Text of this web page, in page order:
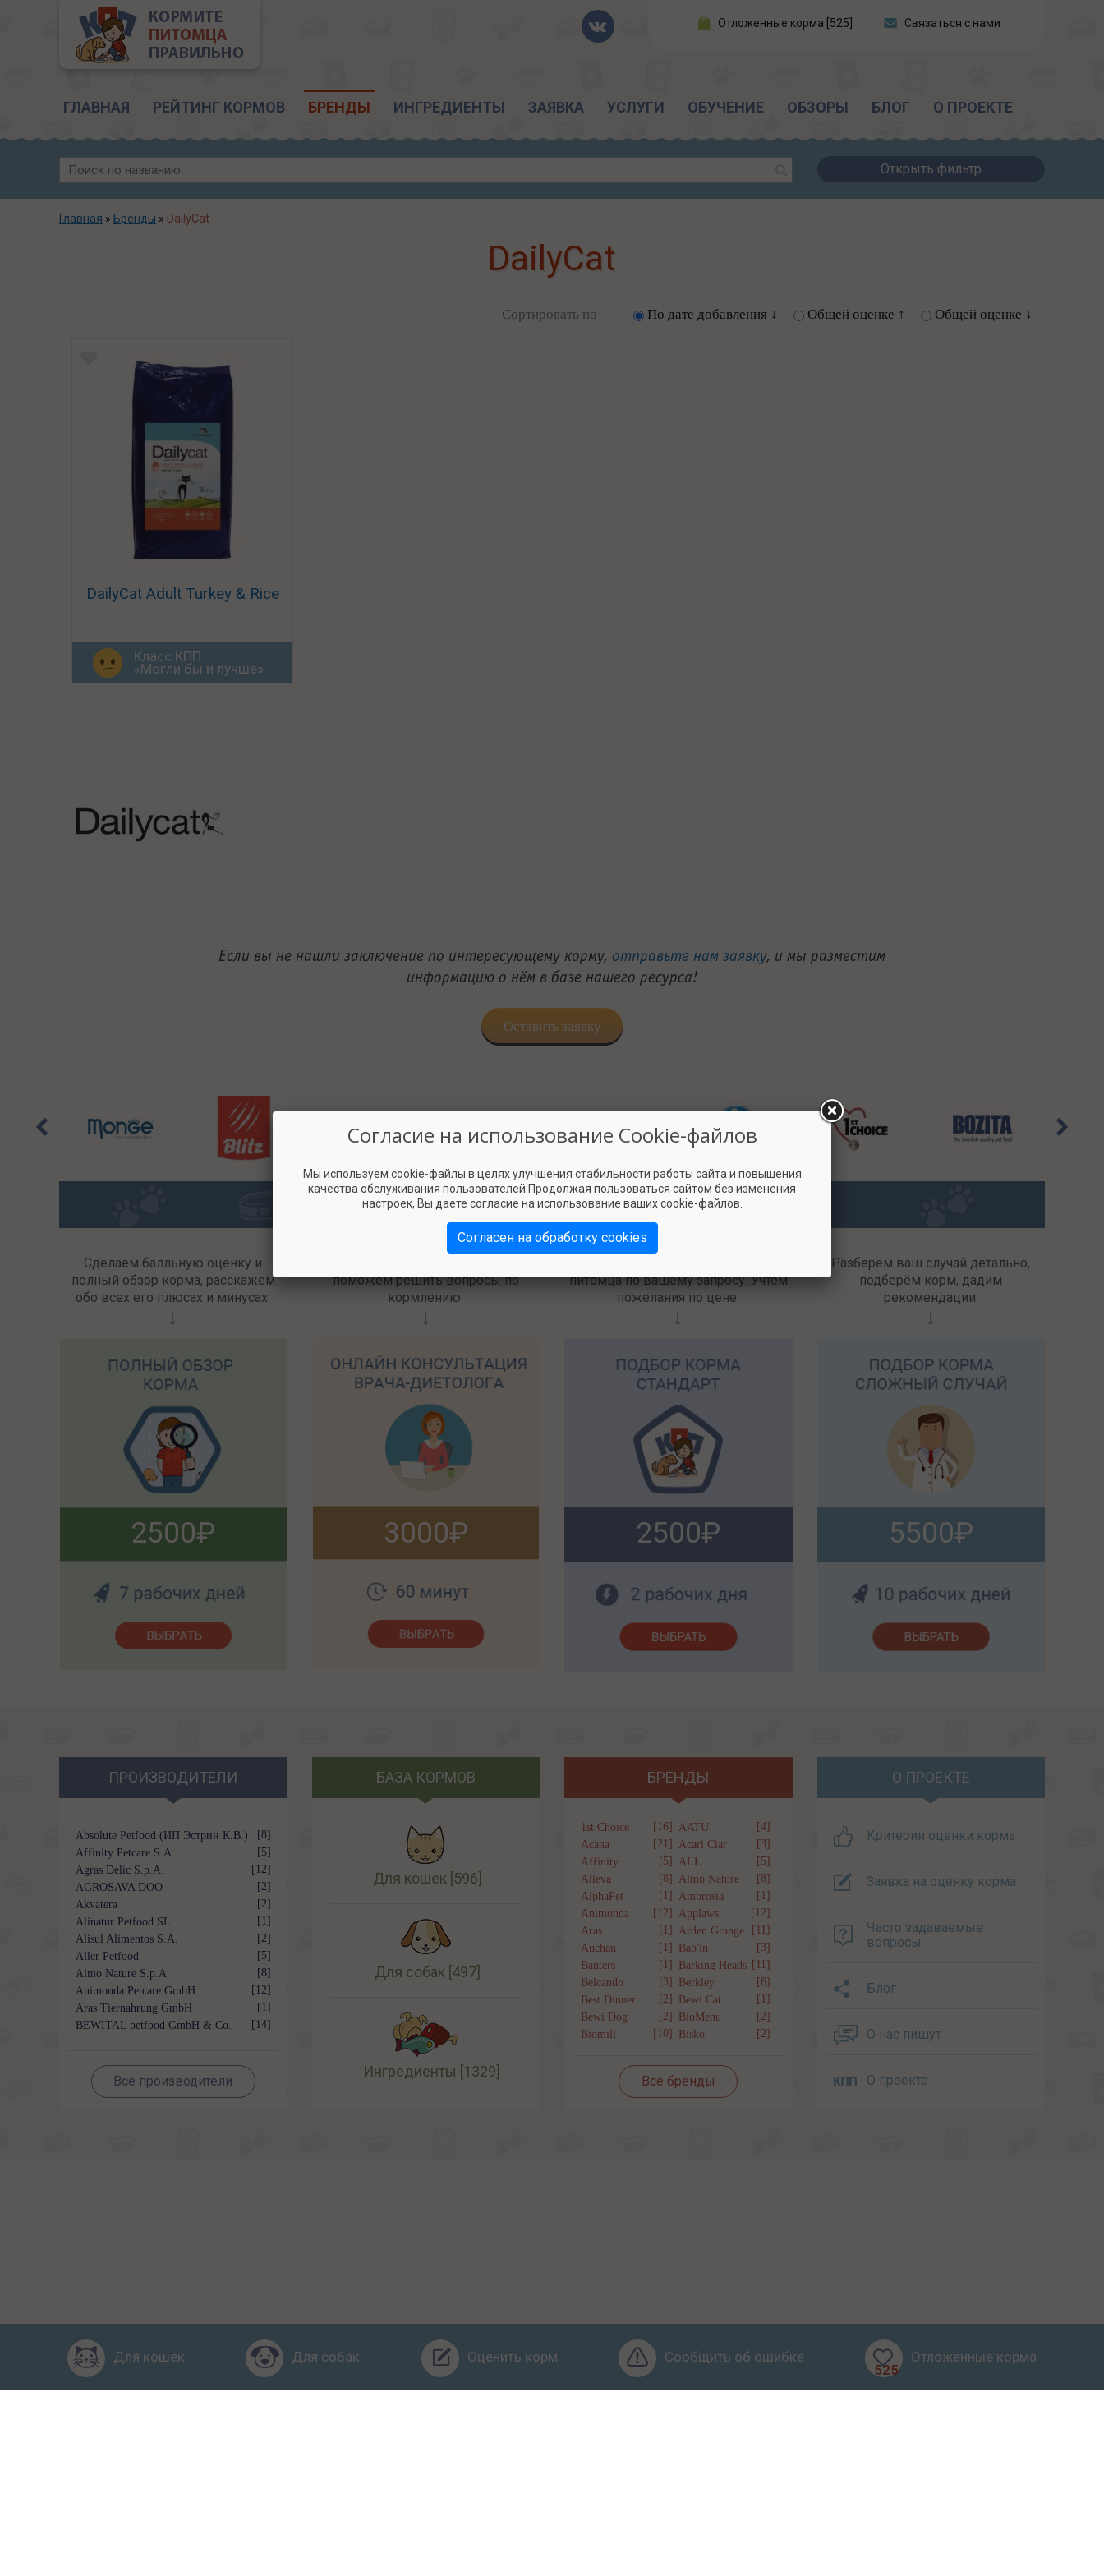
Отложенные корма [525] Связаться с нами
ГЛАВНАЯ РЕЙТИНГ КОРМОВ БРЕНДЫ ИНГРЕДИЕНТЫ ЗАЯВКА УСЛУГИ ОБУЧЕНИЕ ОБЗОРЫ БЛОГ О ПРОЕКТЕ
Открыть фильтр
Главная » Бренды » DailyCat
DailyCat
Сортировать по По дате добавления ↓ Общей оценке ↑ Общей оценке ↓
DailyCat Adult Turkey & Rice
Класс КПП
«Могли бы и лучше»
Если вы не нашли заключение по интересующему корму, отправьте нам заявку, и мы разместим
информацию о нём в базе нашего ресурса!
Оставить заявку
Наши услуги
Сделаем балльную оценку и
полный обзор корма, расскажем
обо всех его плюсах и минусах.
2500
поможем решить вопросы по
кормлению.
3000
питомца по вашему запросу. Учтём
пожелания по цене.
2500
Разберём ваш случай детально,
подберём корм, дадим
рекомендации.
5500
ПРОИЗВОДИТЕЛИ
Absolute Petfood (ИП Эстрин К.В.)
[8]
Affinity Petcare S.A.
[5]
Agras Delic S.p.A.
[12]
AGROSAVA DOO
[2]
Akvatera
[2]
Alinatur Petfood SL
[1]
Alisul Alimentos S.A.
[2]
Aller Petfood
[5]
Almo Nature S.p.A.
[8]
Animonda Petcare GmbH
[12]
Aras Tiernahrung GmbH
[1]
BEWITAL petfood GmbH & Co.
[14]
Все производители
БАЗА КОРМОВ
Для кошек [596]
Для собак [497]
Ингредиенты [1329]
БРЕНДЫ
1st Choice [16] AATU
[4]
Acana
[21] Acari Ciar
[3]
Affinity
[5] ALL
[5]
Alleva
[8] Almo Nature
[8]
AlphaPet
[1] Ambrosia
[1]
Animonda
[12] Applaws
[12]
Aras
[1] Arden Grange
[11]
Auchan
[1] Bab'in
[3]
Banters
[1] Barking Heads [11]
Belcando
[3] Berkley
[6]
Best Dinner
[2] Bewi Cat
[1]
Bewi Dog
[2] BioMenu
[2]
Biomill
[10] Bisko [2]
Все бренды
О ПРОЕКТЕ
Критерии оценки корма
Заявка на оценку корма
Часто задаваемые
вопросы
Блог
О нас пишут
О проекте
Для кошек Для собак Оценить корм
Сообщить об ошибке
525
Отложенные корма
Согласие на использование Cookie-файлов
Мы используем cookie-файлы в целях улучшения стабильности работы сайта и повышения
качества обслуживания пользователей.Продолжая пользоваться сайтом без изменения
настроек, Вы даете согласие на использование ваших cookie-файлов.
Согласен на обработку cookies